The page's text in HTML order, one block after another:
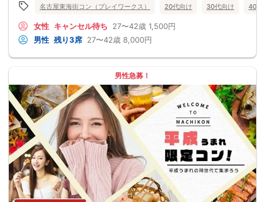
名古屋東海街コン（プレイワークス） 20代向け 30代向け 40代
女性 キャンセル待ち 27〜42歳 1,500円
男性 残り3席 27〜42歳 8,000円
男性急募！